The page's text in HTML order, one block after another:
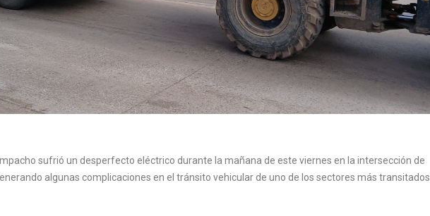
sufrió un desperfecto eléctrico durante la mañana de este viernes en la intersección de
algunas complicaciones en el tránsito vehicular de uno de los sectores más transitados